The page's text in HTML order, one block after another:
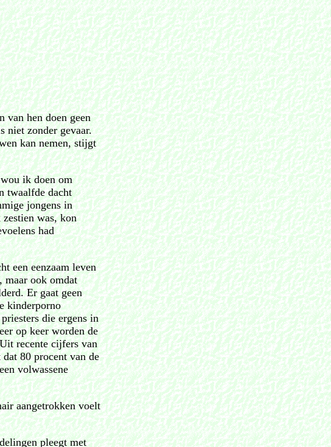
van hen doen geen
niet zonder gevaar.
kan nemen, stijgt
ik doen om
twaalfde dacht
jongens in
was, kon
had
een eenzaam leven
maar ook omdat
Er gaat geen
kinderporno
die ergens in
op keer worden de
recente cijfers van
80 procent van de
volwassene
aangetrokken voelt
pleegt met